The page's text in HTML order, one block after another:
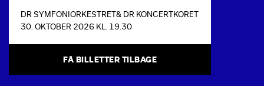
DR SYMFONIORKESTRET& DR KONCERTKORET
30. OKTOBER 2026 KL. 19.30
FÅ BILLETTER TILBAGE